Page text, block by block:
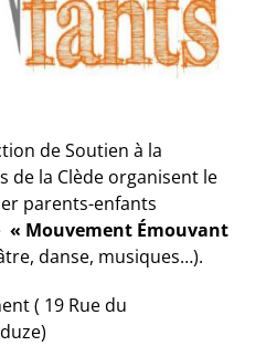
de Soutien à la
de la Clède organisent le
parents-enfants
« Mouvement Émouvant
danse, musiques…).
( 19 Rue du